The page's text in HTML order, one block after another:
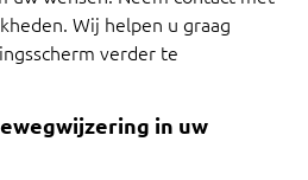
Wij helpen u graag
verder te
in uw